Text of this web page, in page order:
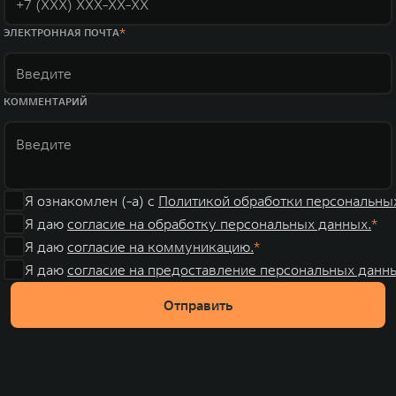
ЭЛЕКТРОННАЯ ПОЧТА
КОММЕНТАРИЙ
Я ознакомлен (-а) с Политикой обработки
Я даю согласие на обработку персональных данных.
Я даю согласие на коммуникацию.
Я даю согласие на предоставление персональных
Отправить